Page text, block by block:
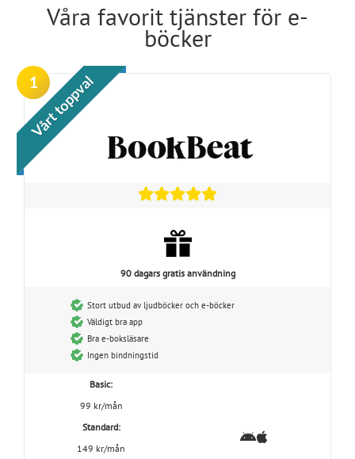
Våra favorit tjänster för e-
böcker
1
Vårt toppval
90 dagars gratis användning
Stort utbud av ljudböcker och e-böcker
Väldigt bra app
Bra e-boksläsare
Ingen bindningstid
Basic:
99 kr/mån
Standard:
149 kr/mån